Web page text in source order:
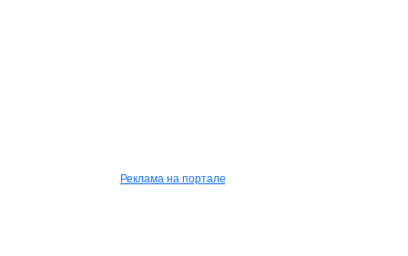
Реклама на портале